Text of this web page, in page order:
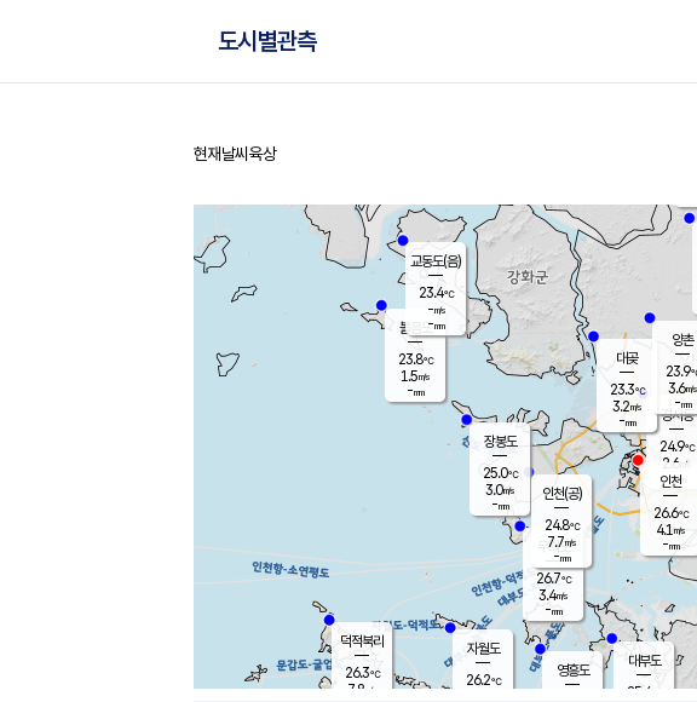
도시별관측
홈
현재날씨 육상
무의도
26.7℃
3.4m/s
-mm
영흥도
볼음도
23.8℃
1.5m/s
-mm
자월도
26.2℃
장봉도
25.0℃
3.0m/s
-mm
대부도
25.4
경서동
24.9℃
2.6 m/s
-mm
대곶
23.3℃
3.2m/s
-mm
양촌
23.9
3.6m/s
-mm
덕적북리
26.3℃
7.8 m/s
인천(공)
24.8℃
7.7m/s
-mm
교동도(음)
23.4℃
-m/s
-mm
인천
26.6℃
4.1 m/s
-mm